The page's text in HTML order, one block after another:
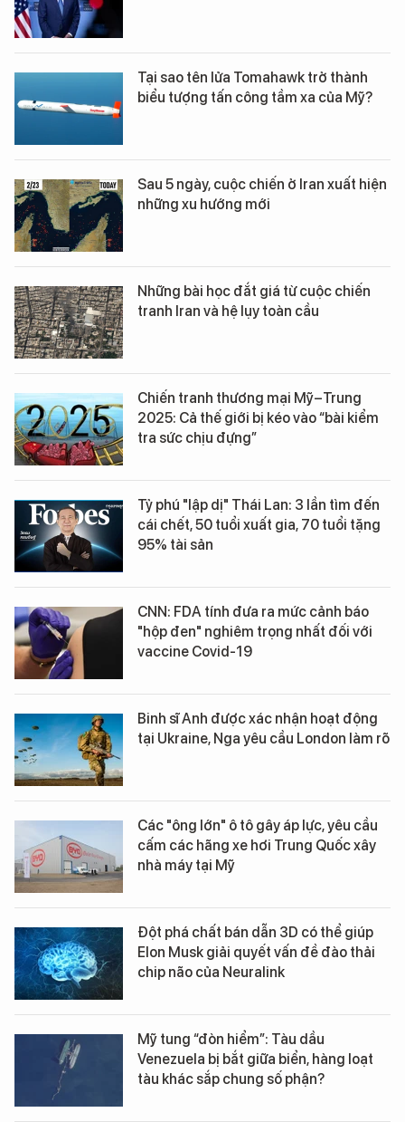
Tại sao tên lửa Tomahawk trở thành
biểu tượng tấn công tầm xa của Mỹ?
Sau 5 ngày, cuộc chiến ở Iran xuất hiện
những xu hướng mới
Những bài học đắt giá từ cuộc chiến
tranh Iran và hệ lụy toàn cầu
Chiến tranh thương mại Mỹ–Trung
2025: Cả thế giới bị kéo vào “bài kiểm
tra sức chịu đựng”
Tỷ phú "lập dị" Thái Lan: 3 lần tìm đến
cái chết, 50 tuổi xuất gia, 70 tuổi tặng
95% tài sản
CNN: FDA tính đưa ra mức cảnh báo
"hộp đen" nghiêm trọng nhất đối với
vaccine Covid-19
Binh sĩ Anh được xác nhận hoạt động
tại Ukraine, Nga yêu cầu London làm rõ
Các "ông lớn" ô tô gây áp lực, yêu cầu
cấm các hãng xe hơi Trung Quốc xây
nhà máy tại Mỹ
Đột phá chất bán dẫn 3D có thể giúp
Elon Musk giải quyết vấn đề đào thải
chip não của Neuralink
Mỹ tung “đòn hiểm”: Tàu dầu
Venezuela bị bắt giữa biển, hàng loạt
tàu khác sắp chung số phận?